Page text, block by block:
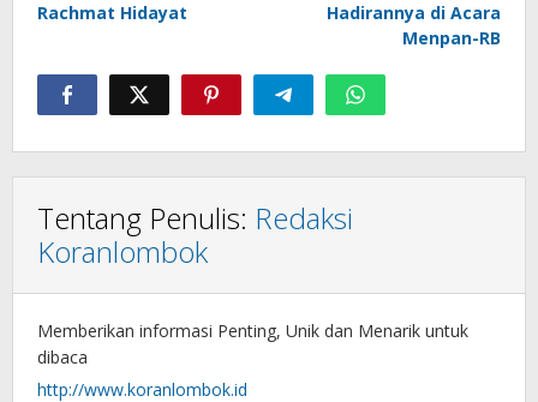
Rachmat Hidayat
Hadirannya di Acara
Menpan-RB
Tentang Penulis: Redaksi
Koranlombok
Memberikan informasi Penting, Unik dan Menarik untuk
dibaca
http://www.koranlombok.id